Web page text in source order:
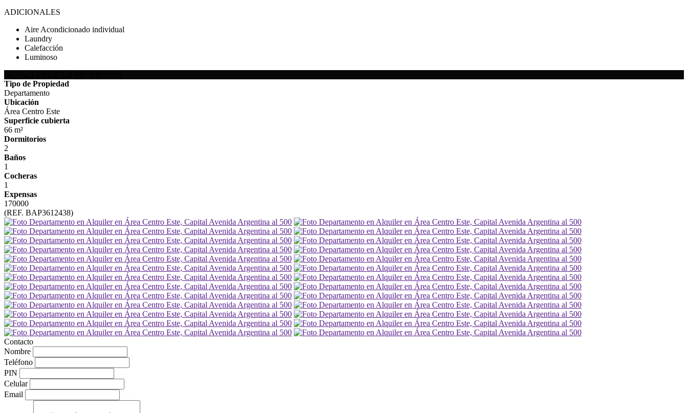
ADICIONALES
Aire Acondicionado individual
Laundry
Calefacción
Luminoso
Tipo de Propiedad
Departamento
Ubicación
Área Centro Este
Superficie cubierta
66 m²
Dormitorios
2
Baños
1
Cocheras
1
Expensas
170000
(REF. BAP3612438)
Contacto
Nombre
Teléfono
PIN
Celular
Email